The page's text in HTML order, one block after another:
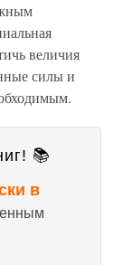
величия
силы и
📚
в